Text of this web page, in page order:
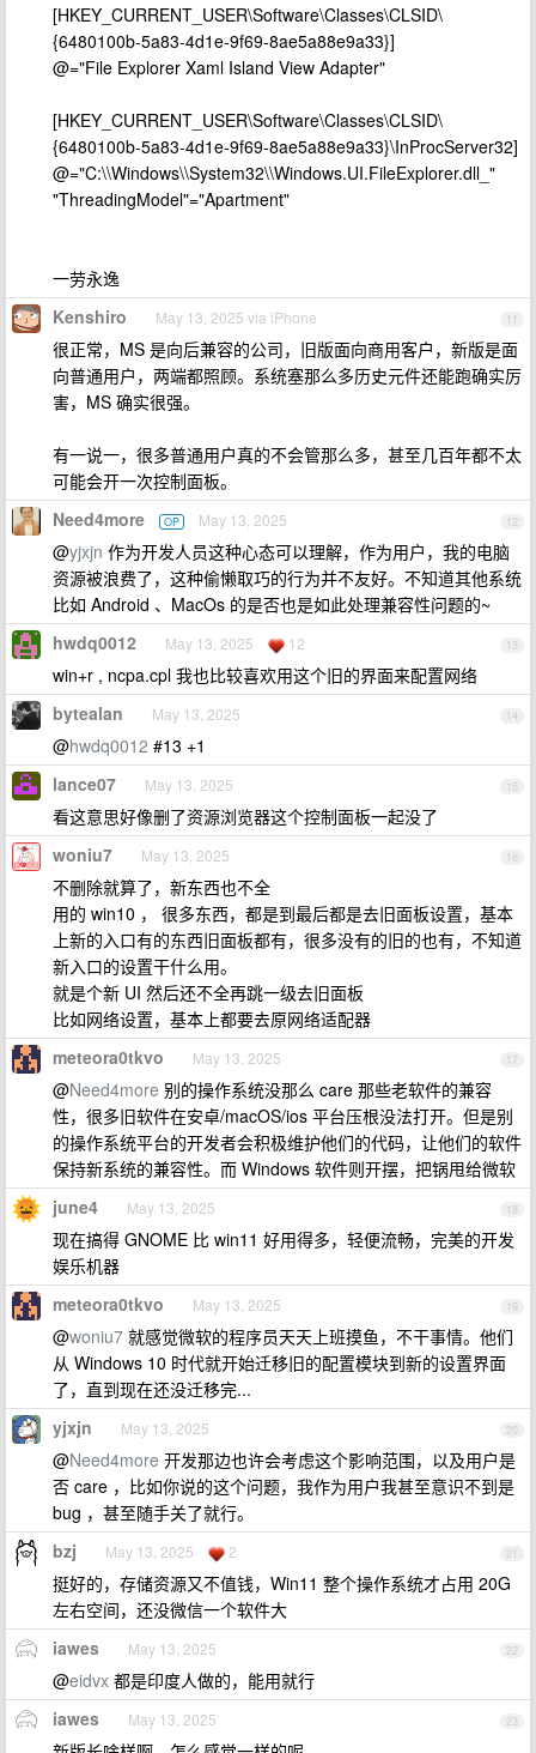
[HKEY_CURRENT_USER\Software\Classes\CLSID\
{6480100b-5a83-4d1e-9f69-8ae5a88e9a33}]
@="File Explorer Xaml Island View Adapter"
[HKEY_CURRENT_USER\Software\Classes\CLSID\
{6480100b-5a83-4d1e-9f69-8ae5a88e9a33}\InProcServer32]
@="C:\\Windows\\System32\\Windows.UI.FileExplorer.dll_"
"ThreadingModel"="Apartment"
一劳永逸
11
Kenshiro May 13, 2025 via iPhone
很正常，MS 是向后兼容的公司，旧版面向商用客户，新版是面
向普通用户，两端都照顾。系统塞那么多历史元件还能跑确实厉
害，MS 确实很强。
有一说一，很多普通用户真的不会管那么多，甚至几百年都不太
可能会开一次控制面板。
12
Need4more OP May 13, 2025
@yjxjn 作为开发人员这种心态可以理解，作为用户，我的电脑
资源被浪费了，这种偷懒取巧的行为并不友好。不知道其他系统
比如 Android 、MacOs 的是否也是如此处理兼容性问题的~
13
hwdq0012 May 13, 2025 12
win+r , ncpa.cpl 我也比较喜欢用这个旧的界面来配置网络
14
bytealan May 13, 2025
@hwdq0012 #13 +1
15
lance07 May 13, 2025
看这意思好像删了资源浏览器这个控制面板一起没了
16
woniu7 May 13, 2025
不删除就算了，新东西也不全
用的 win10 ， 很多东西，都是到最后都是去旧面板设置，基本
上新的入口有的东西旧面板都有，很多没有的旧的也有，不知道
新入口的设置干什么用。
就是个新 UI 然后还不全再跳一级去旧面板
比如网络设置，基本上都要去原网络适配器
17
meteora0tkvo May 13, 2025
@Need4more 别的操作系统没那么 care 那些老软件的兼容
性，很多旧软件在安卓/macOS/ios 平台压根没法打开。但是别
的操作系统平台的开发者会积极维护他们的代码，让他们的软件
保持新系统的兼容性。而 Windows 软件则开摆，把锅甩给微软
18
june4 May 13, 2025
现在搞得 GNOME 比 win11 好用得多，轻便流畅，完美的开发
娱乐机器
19
meteora0tkvo May 13, 2025
@woniu7 就感觉微软的程序员天天上班摸鱼，不干事情。他们
从 Windows 10 时代就开始迁移旧的配置模块到新的设置界面
了，直到现在还没迁移完...
20
yjxjn May 13, 2025
@Need4more 开发那边也许会考虑这个影响范围，以及用户是
否 care ，比如你说的这个问题，我作为用户我甚至意识不到是
bug ，甚至随手关了就行。
21
bzj May 13, 2025 2
挺好的，存储资源又不值钱，Win11 整个操作系统才占用 20G
左右空间，还没微信一个软件大
22
iawes May 13, 2025
@eidvx 都是印度人做的，能用就行
23
iawes May 13, 2025